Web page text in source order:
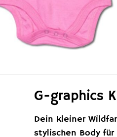
G-graphics
Dein kleiner
stylischen Body